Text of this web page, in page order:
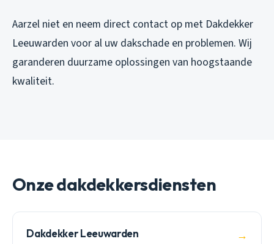
Aarzel niet en neem direct contact op met Dakdekker
Leeuwarden voor al uw dakschade en problemen. Wij
garanderen duurzame oplossingen van hoogstaande
kwaliteit.
Onze dakdekkersdiensten
Dakdekker Leeuwarden →